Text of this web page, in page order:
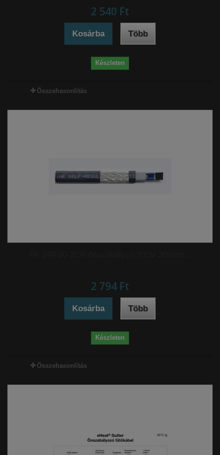
2 540 Ft‎
Kosárba Több
Készleten
Összehasonlítás
2 794 Ft‎
Kosárba Több
Készleten
Összehasonlítás